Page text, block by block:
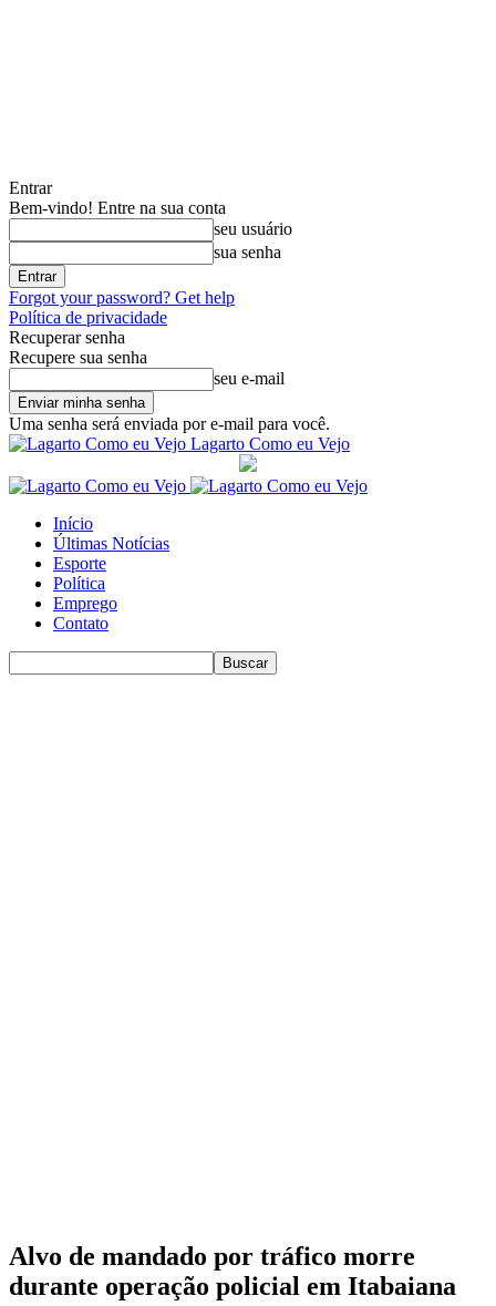
Entrar
Bem-vindo! Entre na sua conta
seu usuário
sua senha
Forgot your password? Get help
Política de privacidade
Recuperar senha
Recupere sua senha
seu e-mail
Uma senha será enviada por e-mail para você.
Lagarto Como eu Vejo
Início
Últimas Notícias
Esporte
Política
Emprego
Contato
Alvo de mandado por tráfico morre
durante operação policial em Itabaiana